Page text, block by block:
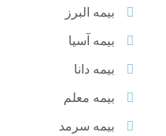
بیمه البرز
بیمه آسیا
بیمه دانا
بیمه معلم
بیمه سرمد